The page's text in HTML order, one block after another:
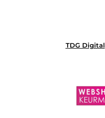
TDG Digital